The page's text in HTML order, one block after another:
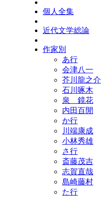
個人全集
近代文学総論
作家別
あ行
会津八一
芥川龍之介
石川啄木
泉 鏡花
内田百閒
か行
川端康成
小林秀雄
さ行
斎藤茂吉
志賀直哉
島崎藤村
た行